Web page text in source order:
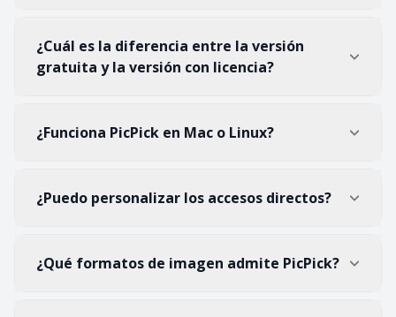
¿Cuál es la diferencia entre la versión
gratuita y la versión con licencia?
¿Funciona PicPick en Mac o Linux?
¿Puedo personalizar los accesos directos?
¿Qué formatos de imagen admite PicPick?